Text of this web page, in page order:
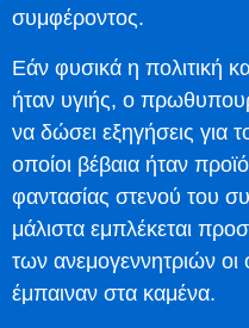
συμφέροντος.
Εάν φυσικά η πολιτική
ήταν υγιής, ο
να δώσει εξηγήσεις για
οποίοι βέβαια ήταν
φαντασίας στενού του
μάλιστα εμπλέκεται
των ανεμογεννητριών οι
έμπαιναν στα καμένα.